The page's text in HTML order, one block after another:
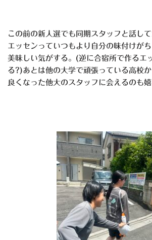
この前の新人選でも同期スタッフと話し
エッセンっていつもより自分の味付けが
美味しい気がする。(逆に合宿所で作るエ
る?)あとは他の大学で頑張っている高校
良くなった他大のスタッフに会えるのも嬉